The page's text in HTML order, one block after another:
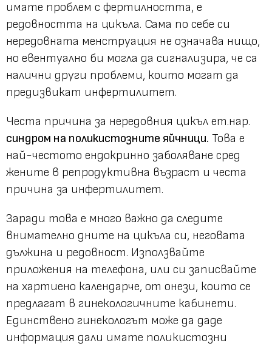
имате проблем с фертилността, е
редовността на цикъла. Сама по себе си
нередовната менструация не означава нищо,
но евентуално би могла да сигнализира, че са
налични други проблеми, които могат да
предизвикат инфертилитет.
Честа причина за нередовния цикъл ет.нар.
синдром на поликистозните яйчници. Това е
най-честото ендокринно заболяване сред
жените в репродуктивна възраст и честа
причина за инфертилитет.
Заради това е много важно да следите
внимателно дните на цикъла си, неговата
дължина и редовност. Използвайте
приложения на телефона, или си записвайте
на хартиено календарче, от онези, които се
предлагат в гинекологичните кабинети.
Единствено гинекологът може да даде
информация дали имате поликистозни